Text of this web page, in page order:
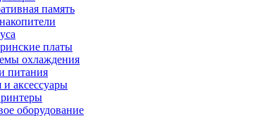
память
платы
охлаждения
питания
аксессуары
оборудование